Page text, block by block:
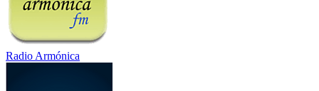
Radio Armónica